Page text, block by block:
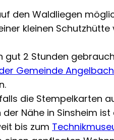
den Waldliegen
kleinen Schutzhütte
gut 2 Stunden
Gemeinde
die Stempelkarten
der Nähe in Sinsheim
bis zum